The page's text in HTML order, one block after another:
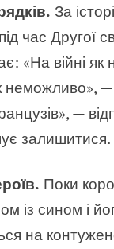
За
час
війні як
—
—
залишитися.
Поки
із сином і
на